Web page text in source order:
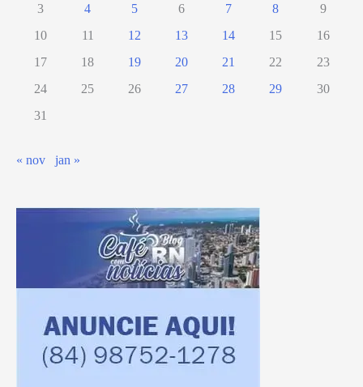
3
4 5 6 7 8
9
10
11 12 13 14 15
16
17
18 19 20 21 22
23
24
25 26 27 28 29
30
31
« nov jan »